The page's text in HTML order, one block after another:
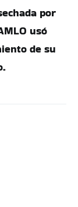
por
usó
de su